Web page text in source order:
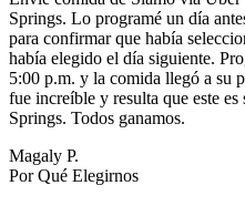
Springs. Lo programé un día
para confirmar que había
había elegido el día siguiente.
5:00 p.m. y la comida llegó a su
fue increíble y resulta que este
Springs. Todos ganamos.
Magaly P.
Por Qué Elegirnos